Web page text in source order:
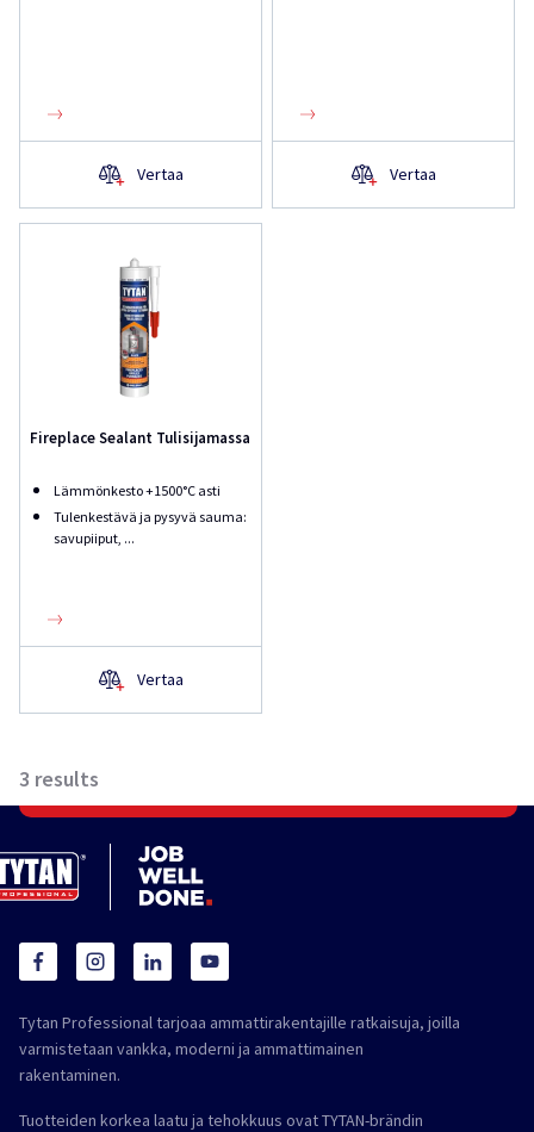
Vertaa Vertaa
Fireplace Sealant Tulisijamassa
Lämmönkesto +1500°C asti
Tulenkestävä ja pysyvä sauma:
savupiiput, ...
Vertaa
3 results
Tytan Professional tarjoaa ammattirakentajille ratkaisuja, joilla
varmistetaan vankka, moderni ja ammattimainen
rakentaminen.
Tuotteiden korkea laatu ja tehokkuus ovat TYTAN-brändin